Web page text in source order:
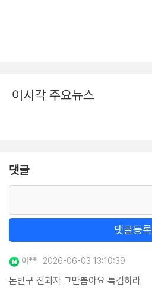
이시각 주요뉴스
댓글
댓글등록
이** 2026-06-03 13:10:39
돈받구 전과자 그만뽑아요 특검하라